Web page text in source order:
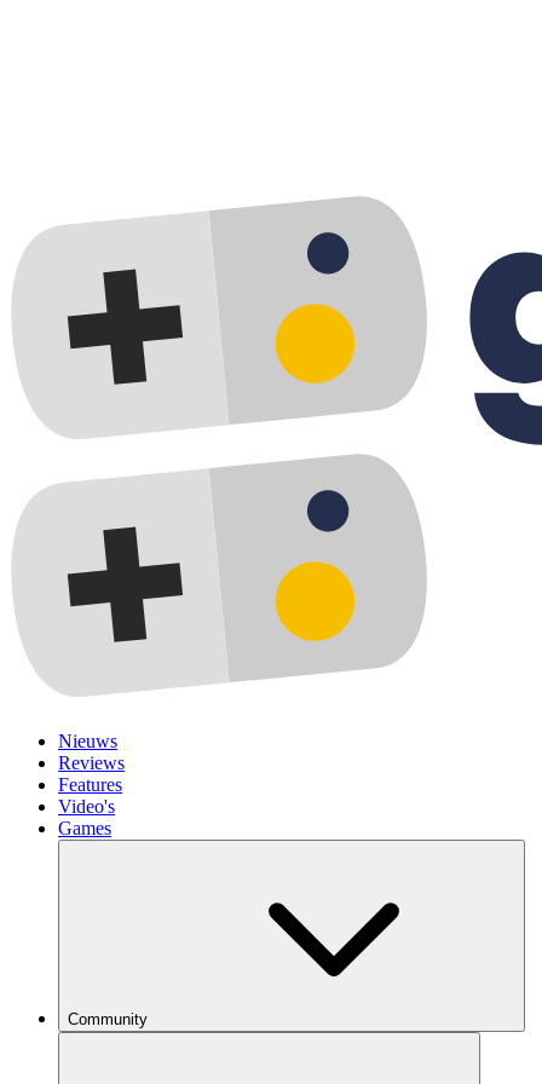
Nieuws
Reviews
Features
Video's
Games
Community